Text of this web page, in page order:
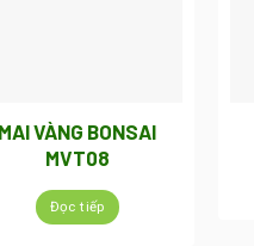
MAI VÀNG BONSAI
MVT08
Đọc tiếp